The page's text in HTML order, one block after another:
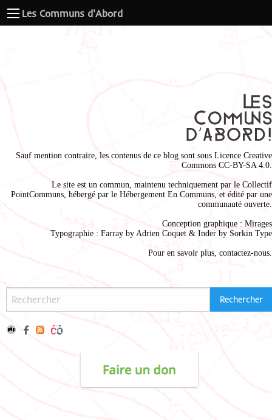
Les Communs d'Abord
Sauf mention contraire, les contenus de ce blog sont sous Licence Creative
Commons CC-BY-SA 4.0
Le site est un commun, maintenu techniquement par le Collectif
PointCommuns , hébergé par le Hébergement En Communs , et édité par une
communauté ouverte.
Conception graphique : Mirages
Typographie : Farray by Adrien Coquet & Inder by Sorkin Type
Pour en savoir plus, contactez-nous